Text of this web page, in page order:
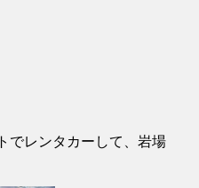
でレンタカーして、岩場